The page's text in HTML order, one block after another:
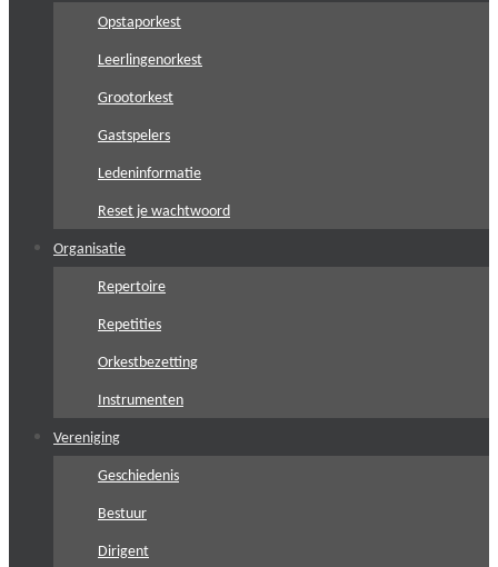
Opstaporkest
Leerlingenorkest
Grootorkest
Gastspelers
Ledeninformatie
Reset je wachtwoord
Organisatie
Repertoire
Repetities
Orkestbezetting
Instrumenten
Vereniging
Geschiedenis
Bestuur
Dirigent